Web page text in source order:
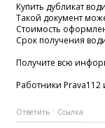
Купить дубликат
Такой документ
Стоимость
Срок получения
Получите всю
Работники
Ответить Ссылка